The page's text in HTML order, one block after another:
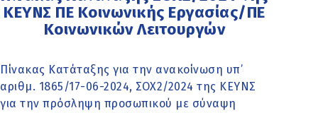
ΚΕΥΝΣ ΠΕ Κοινωνικής Εργασίας/ΠΕ
Κοινωνικών Λειτουργών
Πίνακας Κατάταξης για την ανακοίνωση υπ’
αριθμ. 1865/17-06-2024, ΣΟΧ2/2024 της ΚΕΥΝΣ
για την πρόσληψη προσωπικού με σύναψη